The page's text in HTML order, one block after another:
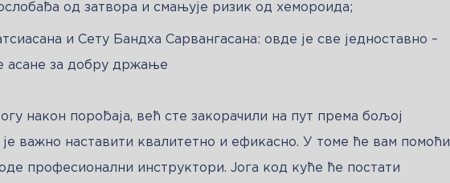
од затвора и смањује ризик од хемороида;
и Сету Бандха Сарвангасана: овде је све једноставно –
асане за добру држање
након порођаја, већ сте закорачили на пут према бољој
је важно наставити квалитетно и ефикасно. У томе ће вам помоћи
професионални инструктори. Јога код куће ће постати